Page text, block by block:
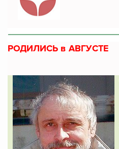
РОДИЛИСЬ в АВГУСТЕ